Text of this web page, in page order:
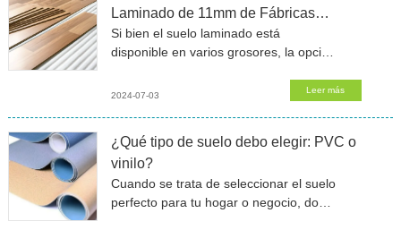
Laminado de 11mm de Fábricas
Líderes de Suelo Laminado de 11mm
Si bien el suelo laminado está
disponible en varios grosores, la opción
mejoran tanto la funcionalidad como la
2024-07-03
Leer más
¿Qué tipo de suelo debo elegir: PVC o
vinilo?
Cuando se trata de seleccionar el suelo
perfecto para tu hogar o negocio, dos